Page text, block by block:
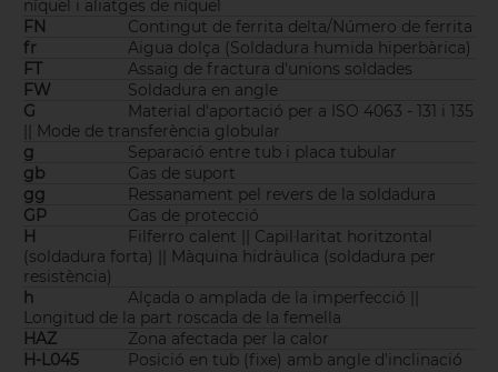
níquel i aliatges de níquel
FN
Contingut de ferrita delta/Número de ferrita
fr
Aigua dolça (Soldadura humida hiperbàrica)
FT
Assaig de fractura d'unions soldades
FW
Soldadura en angle
G
Material d'aportació per a ISO 4063 - 131 i 135
|| Mode de transferència globular
g
Separació entre tub i placa tubular
gb
Gas de suport
gg
Ressanament pel revers de la soldadura
GP
Gas de protecció
H
Filferro calent || Capil·laritat horitzontal
(soldadura forta) || Màquina hidràulica (soldadura per
resistència)
h
Alçada o amplada de la imperfecció ||
Longitud de la part roscada de la femella
HAZ
Zona afectada per la calor
H-L045
Posició en tub (fixe) amb angle d'inclinació